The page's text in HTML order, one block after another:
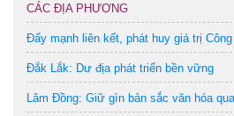
CÁC ĐỊA PHƯƠNG
Đẩy mạnh liên kết, phát huy giá trị
Đắk Lắk: Dư địa phát triển bền vững
Lâm Đồng: Giữ gìn bản sắc văn hóa